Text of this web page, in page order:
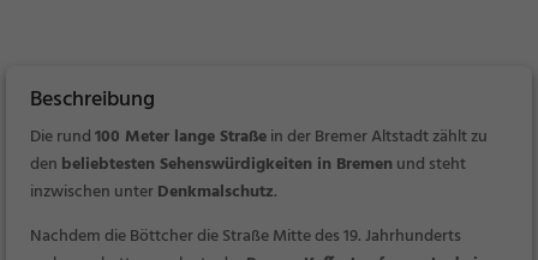
Beschreibung
Die rund100 Meter lange Straßein der Bremer Altstadt zählt zu
den beliebtesten Sehenswürdigkeiten in Bremen und steht
inzwischen unterDenkmalschutz.
Nachdem die Böttcher die Straße Mitte des 19. Jahrhunderts